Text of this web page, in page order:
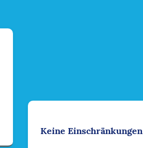
Keine Einschränkungen